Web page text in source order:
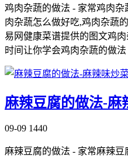
鸡肉杂蔬的做法 - 家常鸡肉
肉杂蔬怎么做好吃,鸡肉杂蔬
易网健康菜谱提供的图文鸡
时间让你学会鸡肉杂蔬的做法
麻辣豆腐的做法-麻
09-09 1440
麻辣豆腐的做法 - 家常麻辣